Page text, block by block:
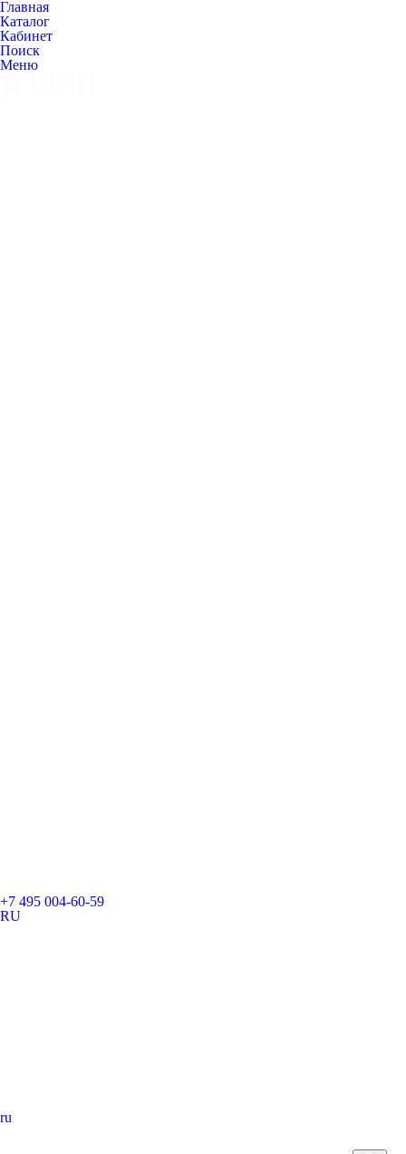
Главная
Каталог
Кабинет
Поиск
Меню
+7 495 004-60-59
RU
ru